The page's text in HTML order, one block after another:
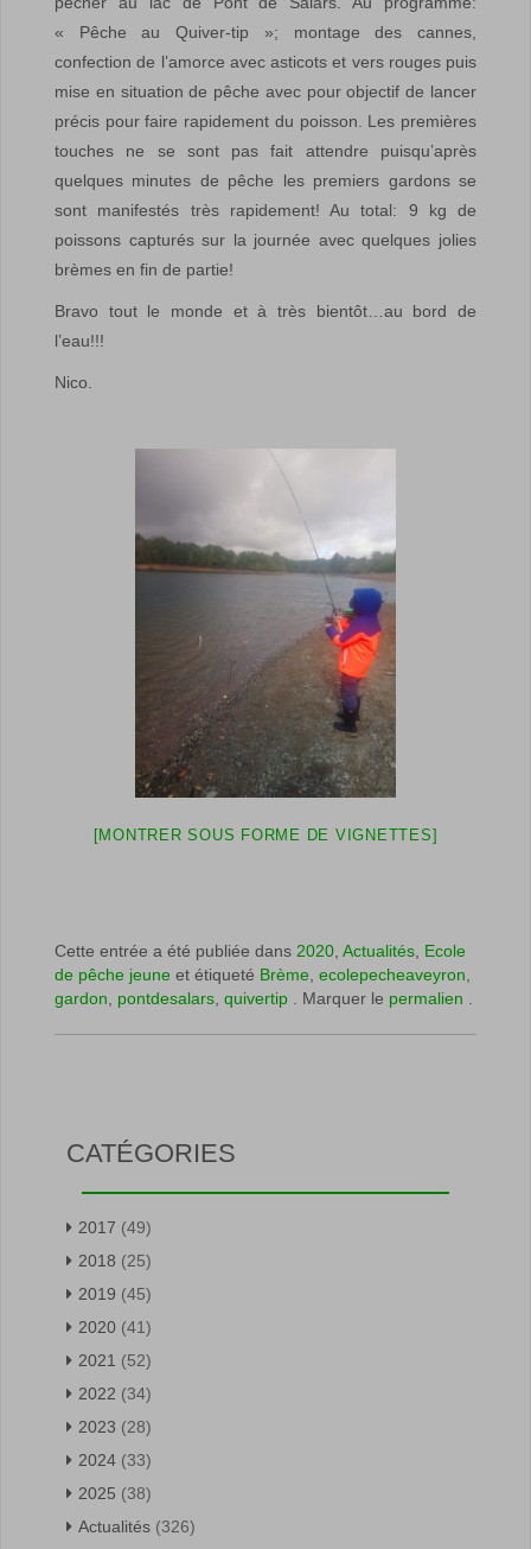
« Pêche au Quiver-tip »; montage des cannes,
confection de l’amorce avec asticots et vers rouges puis
mise en situation de pêche avec pour objectif de lancer
précis pour faire rapidement du poisson. Les premières
touches ne se sont pas fait attendre puisqu’après
quelques minutes de pêche les premiers gardons se
sont manifestés très rapidement! Au total: 9 kg de
poissons capturés sur la journée avec quelques jolies
brèmes en fin de partie!
Bravo tout le monde et à très bientôt…au bord de
l’eau!!!
Nico.
[MONTRER SOUS FORME DE VIGNETTES]
Cette entrée a été publiée dans 2020 Actualités Ecole
de pêche jeune et étiqueté Brème ecolepecheaveyron
gardon
pontdesalars quivertip . Marquer le permalien
CATÉGORIES
2017 (49)
2018 (25)
2019 (45)
2020 (41)
2021 (52)
2022 (34)
2023 (28)
2024 (33)
2025 (38)
Actualités (326)